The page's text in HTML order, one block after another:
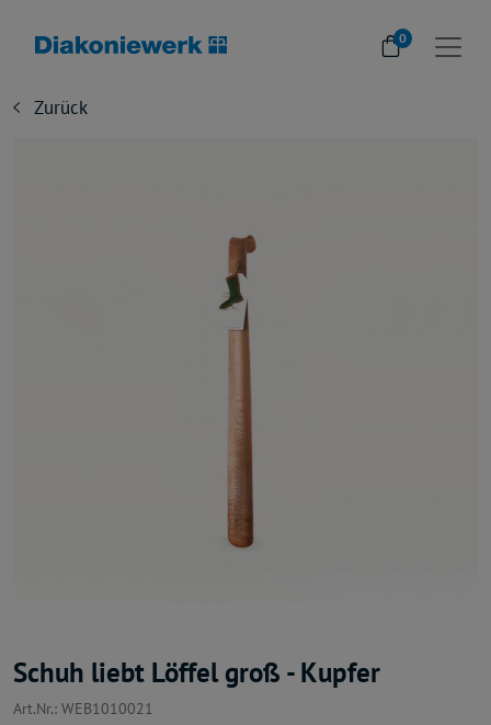
0
Zurück
Schuh liebt Löffel groß - Kupfer
Art.Nr.: WEB1010021